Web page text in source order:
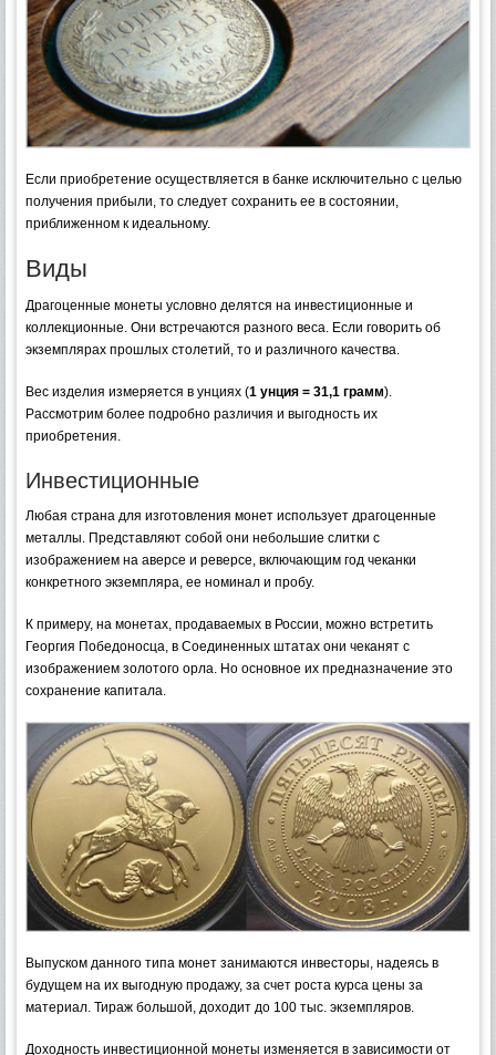
Если приобретение осуществляется в банке исключительно с целью
получения прибыли, то следует сохранить ее в состоянии,
приближенном к идеальному.
Виды
Драгоценные монеты условно делятся на инвестиционные и
коллекционные. Они встречаются разного веса. Если говорить об
экземплярах прошлых столетий, то и различного качества.
Вес изделия измеряется в унциях (1 унция = 31,1 грамм).
Рассмотрим более подробно различия и выгодность их
приобретения.
Инвестиционные
Любая страна для изготовления монет использует драгоценные
металлы. Представляют собой они небольшие слитки с
изображением на аверсе и реверсе, включающим год чеканки
конкретного экземпляра, ее номинал и пробу.
К примеру, на монетах, продаваемых в России, можно встретить
Георгия Победоносца, в Соединенных штатах они чеканят с
изображением золотого орла. Но основное их предназначение это
сохранение капитала.
Выпуском данного типа монет занимаются инвесторы, надеясь в
будущем на их выгодную продажу, за счет роста курса цены за
материал. Тираж большой, доходит до 100 тыс. экземпляров.
Доходность инвестиционной монеты изменяется в зависимости от